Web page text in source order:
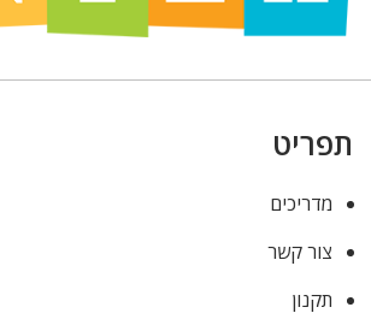
תפריט
מדריכים
צור קשר
תקנון